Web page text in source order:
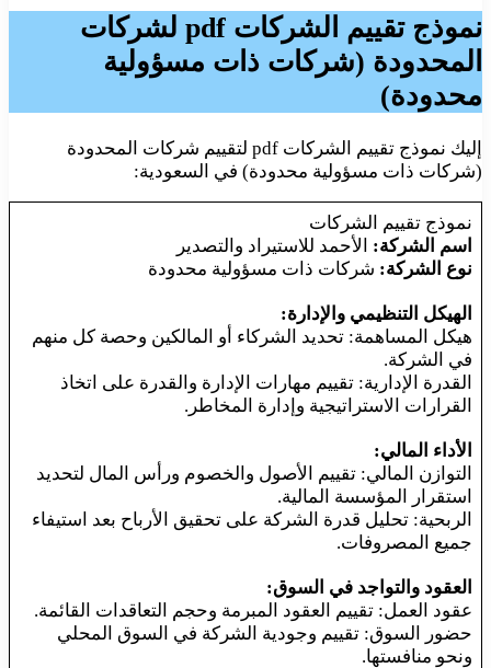
نموذج تقييم الشركات pdf
لشركات
المحدودة (شركات ذات مسؤولية
محدودة)
إليك نموذج تقييم الشركات pdf لتقييم شركات المحدودة
(شركات ذات مسؤولية محدودة) في السعودية:
نموذج تقييم الشركات
اسم الشركة: الأحمد للاستيراد والتصدير
نوع الشركة: شركات ذات مسؤولية محدودة
الهيكل التنظيمي والإدارة:
هيكل المساهمة: تحديد الشركاء أو المالكين وحصة كل منهم
في الشركة.
القدرة الإدارية: تقييم مهارات الإدارة والقدرة على اتخاذ
القرارات الاستراتيجية وإدارة المخاطر.
الأداء المالي:
التوازن المالي: تقييم الأصول والخصوم ورأس المال لتحديد
استقرار المؤسسة المالية.
الربحية: تحليل قدرة الشركة على تحقيق الأرباح بعد استيفاء
جميع المصروفات.
العقود والتواجد في السوق:
عقود العمل: تقييم العقود المبرمة وحجم التعاقدات القائمة.
حضور السوق: تقييم وجودية الشركة في السوق المحلي
ونحو منافستها.